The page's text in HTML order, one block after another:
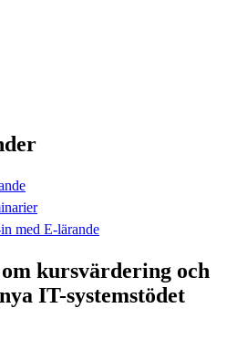
med E-lärande
kursvärdering och
IT-systemstödet